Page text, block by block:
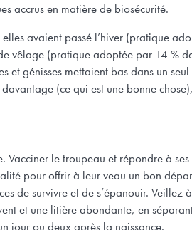
accrus en matière de biosécurité.
avaient passé l’hiver (pratique
vêlage (pratique adoptée par 14 %
et génisses mettaient bas dans un
(ce qui est une bonne
le troupeau et répondre à
pour offrir à leur veau un bon
de survivre et de s’épanouir.
et une litière abondante, en
jour ou deux après la naissance.